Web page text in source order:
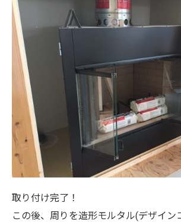
取り付け完了！
この後、周りを造形モルタル(デザイン